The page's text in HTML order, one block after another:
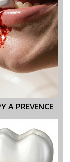
A PREVENCE